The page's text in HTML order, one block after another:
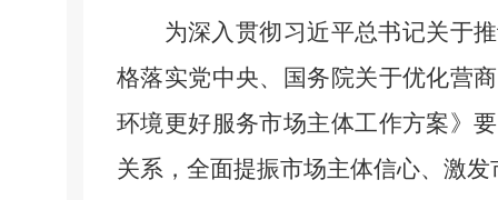
为深入贯彻习近平总书记关于
格落实党中央、国务院关于优化营
环境更好服务市场主体工作方案》
关系，全面提振市场主体信心、激